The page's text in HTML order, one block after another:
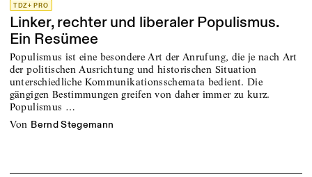
TDZ+ PRO
Linker, rechter und liberaler Populismus.
Ein Resümee
Populismus ist eine besondere Art der Anrufung, die je nach Art
der politischen Ausrichtung und historischen Situation
unterschiedliche Kommunikationsschemata bedient. Die
gängigen Bestimmungen greifen von daher immer zu kurz.
Populismus …
von Bernd Stegemann